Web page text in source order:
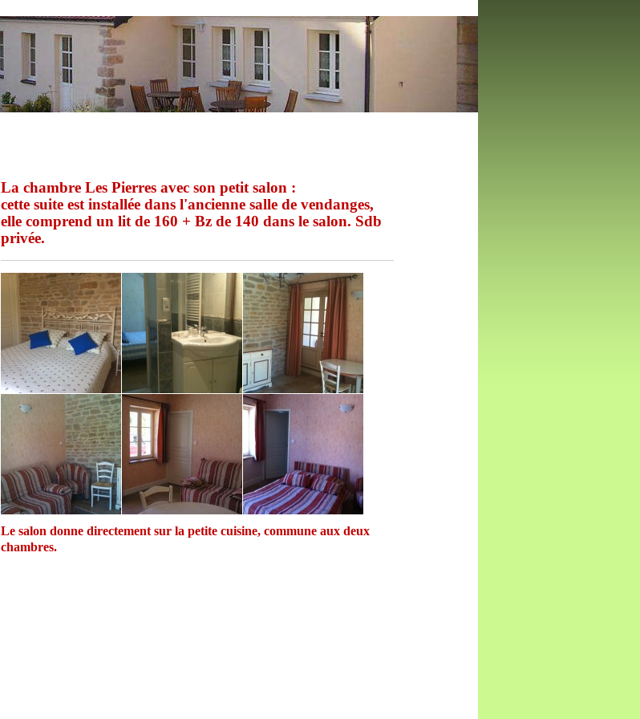
La chambre Les Pierres avec son petit salon :
cette suite est installée dans l'ancienne salle de vendanges,
elle comprend un lit de 160 + Bz de 140 dans le salon. Sdb
privée.
Le salon donne directement sur la petite cuisine, commune aux deux
chambres.